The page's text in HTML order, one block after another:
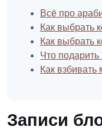
Всё про
Как выбрать
Как выбрать
Что
Как взбивать
Записи